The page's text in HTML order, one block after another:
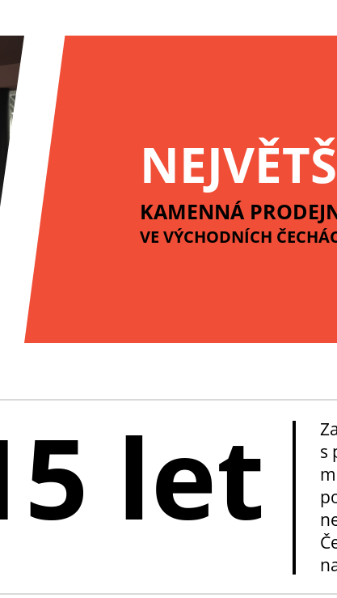
KAMENNÁ
VE VÝCHODNÍCH
let
s